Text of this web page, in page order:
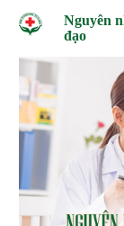
Nguyên
đạo